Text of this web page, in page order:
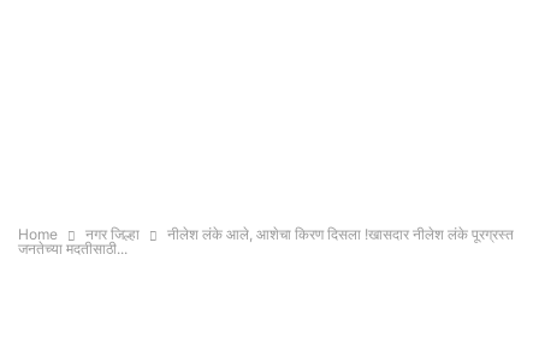
Home नगर जिल्हा
नीलेश लंके आले, आशेचा किरण दिसला !खासदार नीलेश लंके पूरग्रस्त
जनतेच्या मदतीसाठी...